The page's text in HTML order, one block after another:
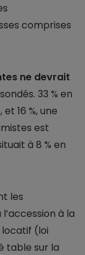
comprises
ne devrait
33 % en
16 %, une
est
à 8 % en
les
à la
(loi
table sur la